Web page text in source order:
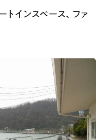
トインスペース、ファ